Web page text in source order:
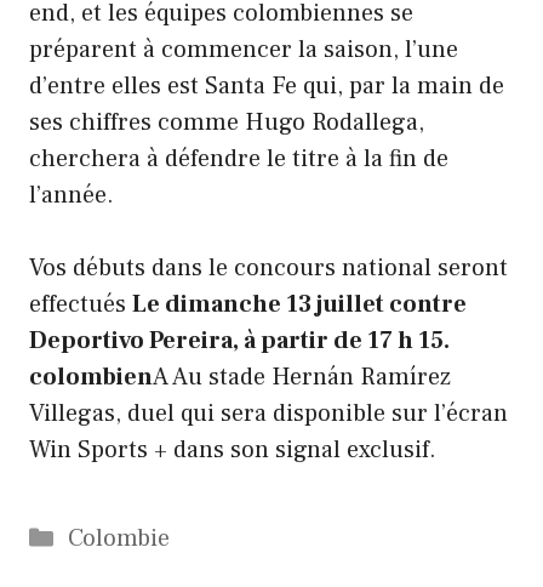
end, et les équipes colombiennes se
préparent à commencer la saison, l’une
d’entre elles est Santa Fe qui, par la main de
ses chiffres comme Hugo Rodallega,
cherchera à défendre le titre à la fin de
l’année.
Vos débuts dans le concours national seront
effectués Le dimanche 13 juillet contre
Deportivo Pereira, à partir de 17 h 15.
colombienA Au stade Hernán Ramírez
Villegas, duel qui sera disponible sur l’écran
Win Sports + dans son signal exclusif.
Catégories
Colombie